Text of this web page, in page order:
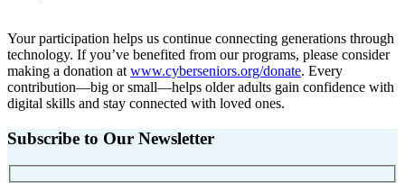
Your participation helps us continue connecting generations through
technology. If you’ve benefited from our programs, please consider
making a donation at www.cyberseniors.org/donate. Every
contribution—big or small—helps older adults gain confidence with
digital skills and stay connected with loved ones.
Subscribe to Our Newsletter